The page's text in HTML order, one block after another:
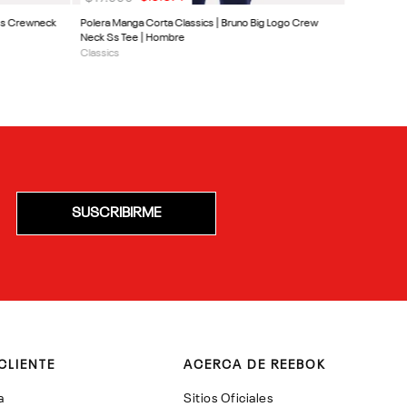
Crewneck
Polera Manga Corta Classics | Bruno Big Logo Crew
Neck Ss Tee | Hombre
Classics
SUSCRIBIRME
ACERCA DE REEBOK
Sitios Oficiales